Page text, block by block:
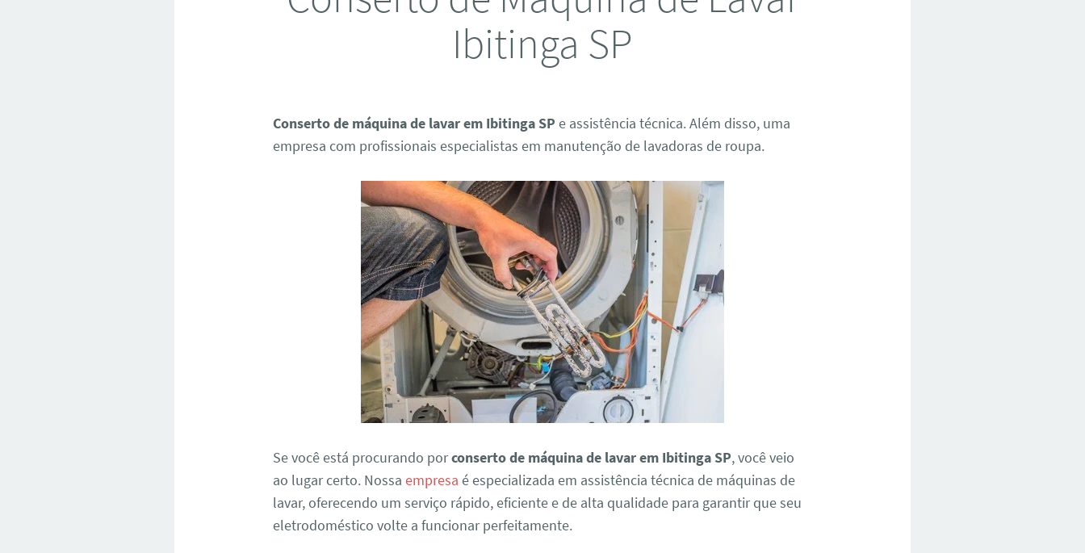
Ibitinga SP
Conserto de máquina de lavar em Ibitinga SP e assistência técnica. Além disso, uma
empresa com profissionais especialistas em manutenção de lavadoras de roupa.
Se você está procurando porconserto de máquina de lavar em Ibitinga SP, você veio
ao lugar certo. Nossaempresa é especializada em assistência técnica de máquinas de
lavar, oferecendo um serviço rápido, eficiente e de alta qualidade para garantir que seu
eletrodoméstico volte a funcionar perfeitamente.